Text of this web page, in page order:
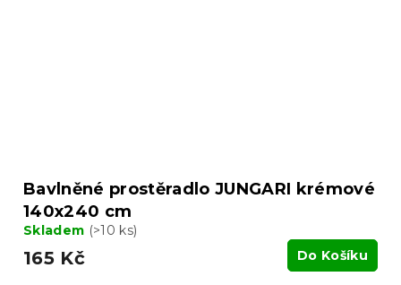
Bavlněné prostěradlo JUNGARI krémové
140x240 cm
Skladem (>10 ks)
165 Kč Do Košíku